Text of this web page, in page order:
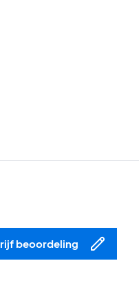
beoordeling